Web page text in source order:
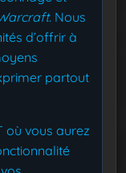
. Nous
d’offrir à
partout
où vous aurez